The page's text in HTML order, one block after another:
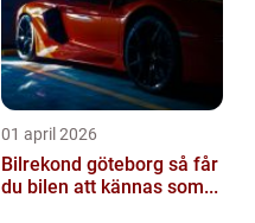
01 april 2026
Bilrekond göteborg så får
du bilen att kännas som...